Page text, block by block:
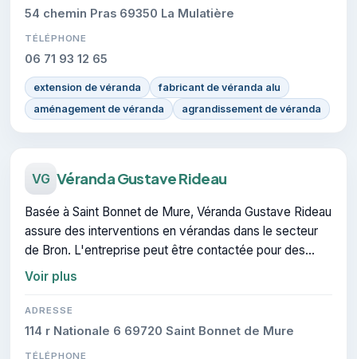
54 chemin Pras 69350 La Mulatière
TÉLÉPHONE
06 71 93 12 65
extension de véranda
fabricant de véranda alu
aménagement de véranda
agrandissement de véranda
VG Véranda Gustave Rideau
Basée à Saint Bonnet de Mure, Véranda Gustave Rideau
assure des interventions en vérandas dans le secteur
de Bron. L'entreprise peut être contactée pour des
travaux de vérandas et extensions.
Voir plus
ADRESSE
114 r Nationale 6 69720 Saint Bonnet de Mure
TÉLÉPHONE